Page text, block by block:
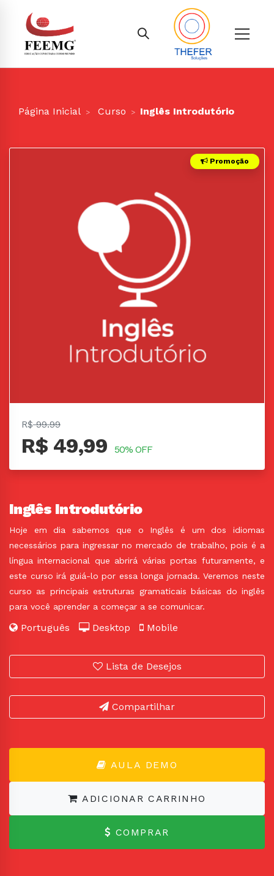
Página Inicial Curso Inglês Introdutório
Promoção
R$99.99
R$ 49,99 50% OFF
Inglês Introdutório
Hoje em dia sabemos que o Inglês é um dos idiomas
necessários para ingressar no mercado de trabalho, pois é a
língua internacional que abrirá várias portas futuramente, e
este curso irá guiá-lo por essa longa jornada. Veremos neste
curso as principais estruturas gramaticais básicas do inglês
para você aprender a começar a se comunicar.
Português Desktop Mobile
Lista de Desejos
Compartilhar
AULA DEMO
ADICIONAR CARRINHO
COMPRAR